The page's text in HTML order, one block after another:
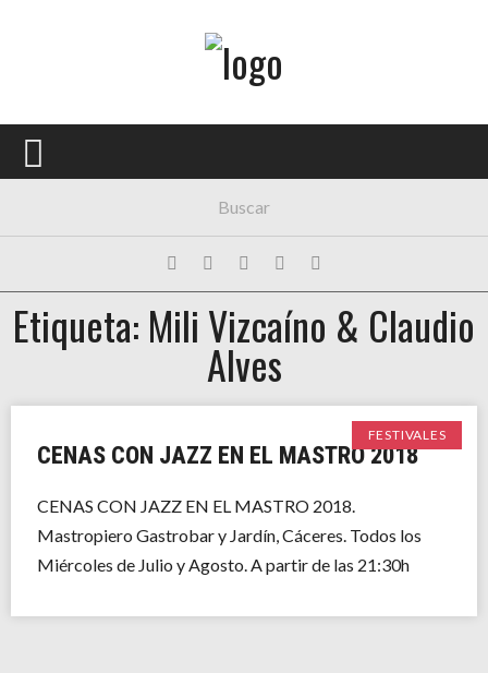
PORTADA
FESTIVALES
EXPOSICIONES
Etiqueta: Mili Vizcaíno & Claudio
Alves
FESTIVALES
CENAS CON JAZZ EN EL MASTRO 2018
CENAS CON JAZZ EN EL MASTRO 2018.
Mastropiero Gastrobar y Jardín, Cáceres. Todos los
Miércoles de Julio y Agosto. A partir de las 21:30h